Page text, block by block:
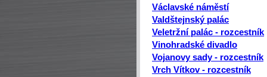
Václavské náměstí
Valdštejnský palác
Veletržní palác - rozcestník
Vinohradské divadlo
Vojanovy sady - rozcestník
Vrch Vítkov - rozcestník